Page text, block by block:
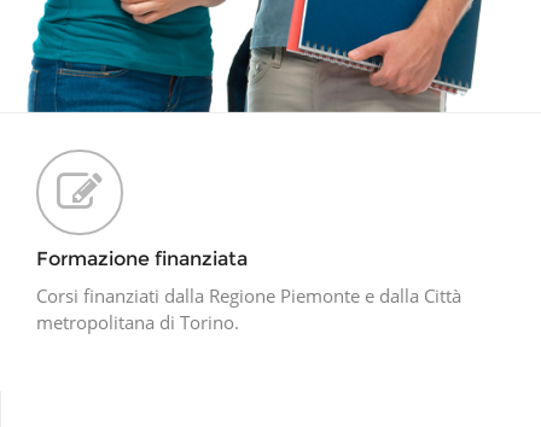
Formazione finanziata
Corsi finanziati dalla Regione Piemonte e dalla Città
metropolitana di Torino.